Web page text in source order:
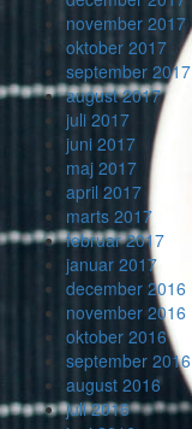
november 2017
oktober 2017
september 2017
august 2017
juli 2017
juni 2017
maj 2017
april 2017
marts 2017
februar 2017
januar 2017
december 2016
november 2016
oktober 2016
september 2016
august 2016
juli 2016